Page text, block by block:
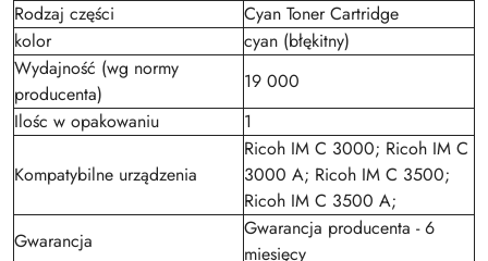
Rodzaj części
Cyan Toner Cartridge
kolor
cyan (błękitny)
Wydajność (wg normy
producenta)
19 000
Ilośc w opakowaniu
1
Kompatybilne urządzenia
Ricoh IM C 3000; Ricoh IM C
3000 A; Ricoh IM C 3500;
Ricoh IM C 3500 A;
Gwarancja
Gwarancja producenta - 6
miesięcy